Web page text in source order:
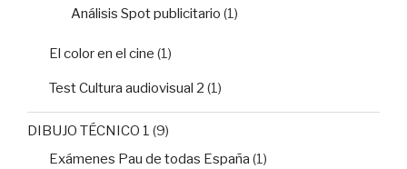
Análisis Spot publicitario (1)
El color en el cine (1)
Test Cultura audiovisual 2 (1)
DIBUJO TÉCNICO 1 (9)
Exámenes Pau de todas España (1)